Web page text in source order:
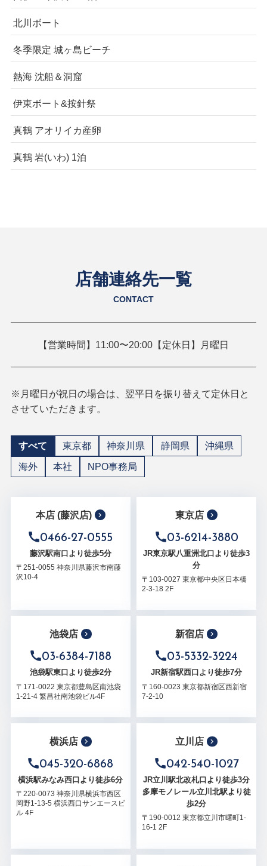
北川ボート
冬季限定 城ヶ島ビーチ
熱海 沈船＆洞窟
伊東ボート&按針祭
真鶴 アオリイカ産卵
真鶴 岩(いわ) 1泊
店舗連絡先一覧
CONTACT
【営業時間】11:00〜20:00【定休日】月曜日
※月曜日が祝日の場合は、翌平日を振り替えて定休日と
させていただきます。
すべて 東京都 神奈川県 静岡県
沖縄県
海外
本社 NPO事務局
本店 (藤沢店)
0466-27-0555
藤沢駅南口より徒歩5分
〒251-0055 神奈川県藤沢市南藤
沢10-4
東京店
03-6214-3880
JR東京駅八重洲北口より徒歩3
分
〒103-0027 東京都中央区日本橋
2-3-18 2F
池袋店
03-6384-7188
池袋駅東口より徒歩2分
〒171-0022 東京都豊島区南池袋
1-21-4 繁昌社南池袋ビル4F
新宿店
03-5332-3224
JR新宿駅西口より徒歩7分
〒160-0023 東京都新宿区西新宿
7-2-10
横浜店
045-320-6868
横浜駅みなみ西口より徒歩6分
〒220-0073 神奈川県横浜市西区
岡野1-13-5 横浜西口サンエースビ
ル 4F
立川店
042-540-1027
JR立川駅北改札口より徒歩3分
多摩モノレール立川北駅より徒
歩2分
〒190-0012 東京都立川市曙町1-
16-1 2F